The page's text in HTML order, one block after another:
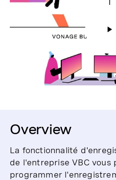
Overview
La fonctionnalité
de l'entreprise VBC vous
programmer